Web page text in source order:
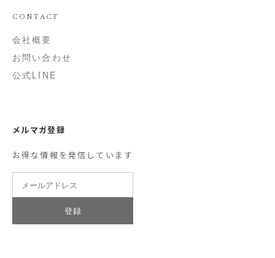
CONTACT
会社概要
お問い合わせ
公式LINE
メルマガ登録
お得な情報を発信しています
登録